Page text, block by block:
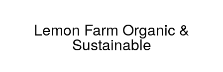
Lemon Farm Organic &
Sustainable